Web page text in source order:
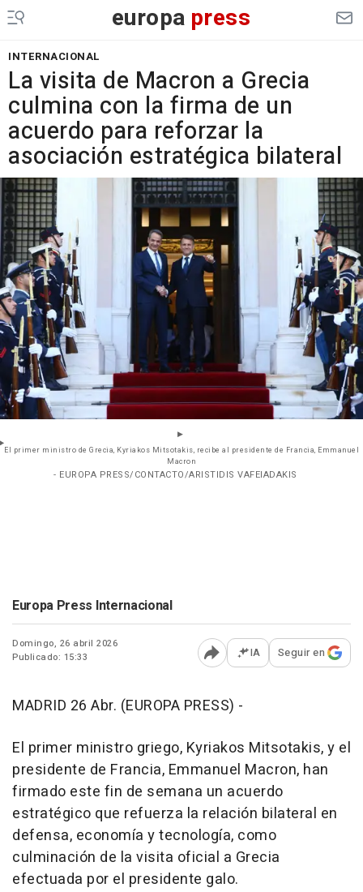
europa press
INTERNACIONAL
La visita de Macron a Grecia
culmina con la firma de un
acuerdo para reforzar la
asociación estratégica bilateral
El primer ministro de Grecia, Kyriakos Mitsotakis, recibe al presidente de Francia, Emmanuel
Macron
- EUROPA PRESS/CONTACTO/ARISTIDIS VAFEIADAKIS
Europa Press Internacional
Domingo, 26 abril 2026
Publicado: 15:33
Abrir opciones para
IA Seguir en
MADRID 26 Abr. (EUROPA PRESS) -
El primer ministro griego, Kyriakos Mitsotakis, y el
presidente de Francia, Emmanuel Macron, han
firmado este fin de semana un acuerdo
estratégico que refuerza la relación bilateral en
defensa, economía y tecnología, como
culminación de la visita oficial a Grecia
efectuada por el presidente galo.